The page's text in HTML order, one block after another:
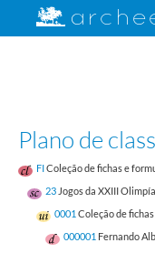
Plano de
FIColeção de fichas e
23 Jogos da XXIII
0001 Coleção de
000001 Fernando